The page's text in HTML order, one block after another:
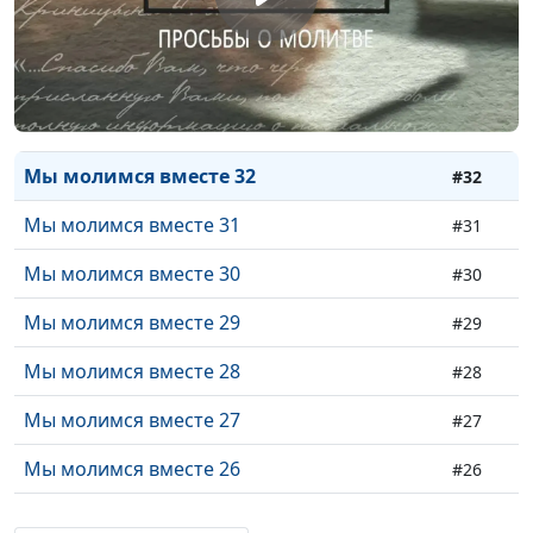
Мы молимся вместе (#35)
Мы молимся вместе (#34) #34
Мы молимся вместе 33 #33
Мы молимся вместе 32 #32
Мы молимся вместе 31 #31
Мы молимся вместе 30 #30
Мы молимся вместе 29 #29
Мы молимся вместе 28 #28
Мы молимся вместе 27 #27
Мы молимся вместе 26 #26